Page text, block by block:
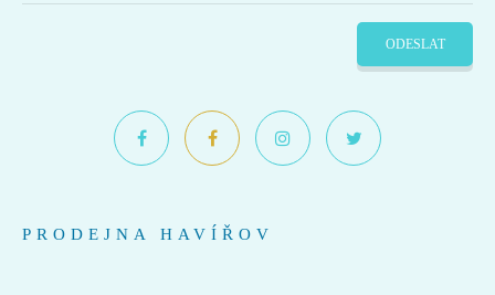
ODESLAT
PRODEJNA HAVÍŘOV